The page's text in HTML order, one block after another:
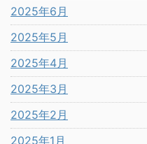
2025年6月
2025年5月
2025年4月
2025年3月
2025年2月
2025年1月